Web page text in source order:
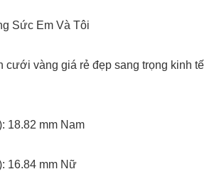
Sức Em Và Tôi
cưới vàng giá rẻ đẹp sang trọng kinh tế
18.82 mm Nam
16.84 mm Nữ